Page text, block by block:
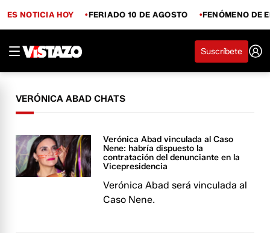
ES NOTICIA HOY FERIADO 10 DE AGOSTO FENÓMENO DE
Suscríbete
VERÓNICA ABAD CHATS
Verónica Abad vinculada al Caso
Nene: habría dispuesto la
contratación del denunciante en la
Vicepresidencia
Verónica Abad será vinculada al
Caso Nene.